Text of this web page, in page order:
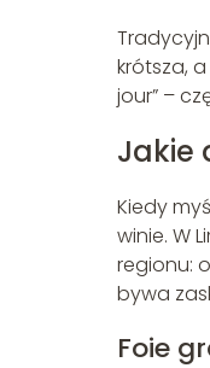
krótsza,
jour” –
Jakie
Kiedy
winie. W
regionu:
bywa
Foie